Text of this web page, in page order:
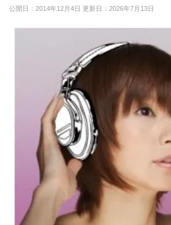
公開日：2014年12月4日 更新日：2026年7月13日